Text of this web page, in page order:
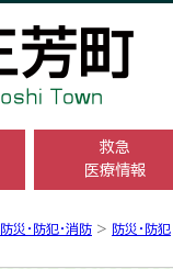
救急
医療情報
防災・防犯・消防 > 防災・防犯­